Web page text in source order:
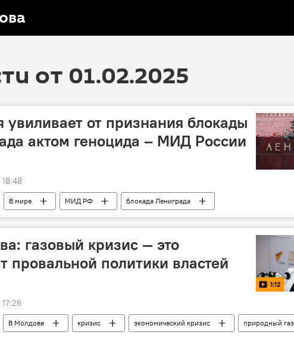
от 01.02.2025
увиливает от признания блокады
актом геноцида – МИД России
В мире МИД РФ блокада Лениграда
газовый кризис — это
провальной политики властей
1:12
В Молдове кризис экономический кризис природный газ